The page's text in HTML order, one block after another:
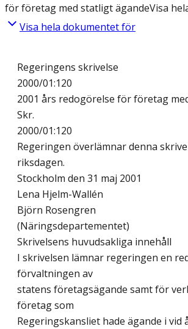
för företag med statligt ägandeVisa
Visa hela dokumentet för
Regeringens skrivelse
2000/01:120
2001 års redogörelse för företag
Skr.
2000/01:120
Regeringen överlämnar denna
riksdagen.
Stockholm den 31 maj 2001
Lena Hjelm-Wallén
Björn Rosengren
(Näringsdepartementet)
Skrivelsens huvudsakliga innehåll
I skrivelsen lämnar regeringen en
förvaltningen av
statens företagsägande samt för
företag som
Regeringskansliet hade ägande i vid